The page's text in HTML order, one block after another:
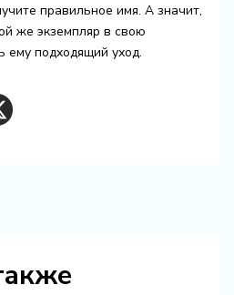
правильное имя. А значит,
же экземпляр в свою
ему подходящий уход.